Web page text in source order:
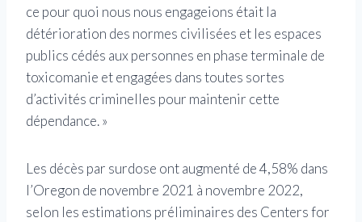
ce pour quoi nous nous engageions était la
détérioration des normes civilisées et les espaces
publics cédés aux personnes en phase terminale de
toxicomanie et engagées dans toutes sortes
d’activités criminelles pour maintenir cette
dépendance. »
Les décès par surdose ont augmenté de 4,58% dans
l’Oregon de novembre 2021 à novembre 2022,
selon les estimations préliminaires des Centers for